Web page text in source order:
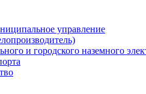
управление
и городского наземного